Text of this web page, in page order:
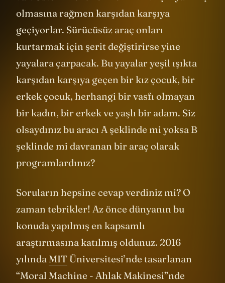
var. Üstelik kendilerine kırmızı ışık yanmış
olmasına rağmen karşıdan karşıya
geçiyorlar. Sürücüsüz araç onları
kurtarmak için şerit değiştirirse yine
yayalara çarpacak. Bu yayalar yeşil ışıkta
karşıdan karşıya geçen bir kız çocuk, bir
erkek çocuk, herhangi bir vasfı olmayan
bir kadın, bir erkek ve yaşlı bir adam. Siz
olsaydınız bu aracı A şeklinde mi yoksa B
şeklinde mi davranan bir araç olarak
Soruların hepsine cevap verdiniz mi? O
zaman tebrikler! Az önce dünyanın bu
konuda yapılmış en kapsamlı
araştırmasına katılmış oldunuz. 2016
yılında MITÜniversitesi’nde tasarlanan